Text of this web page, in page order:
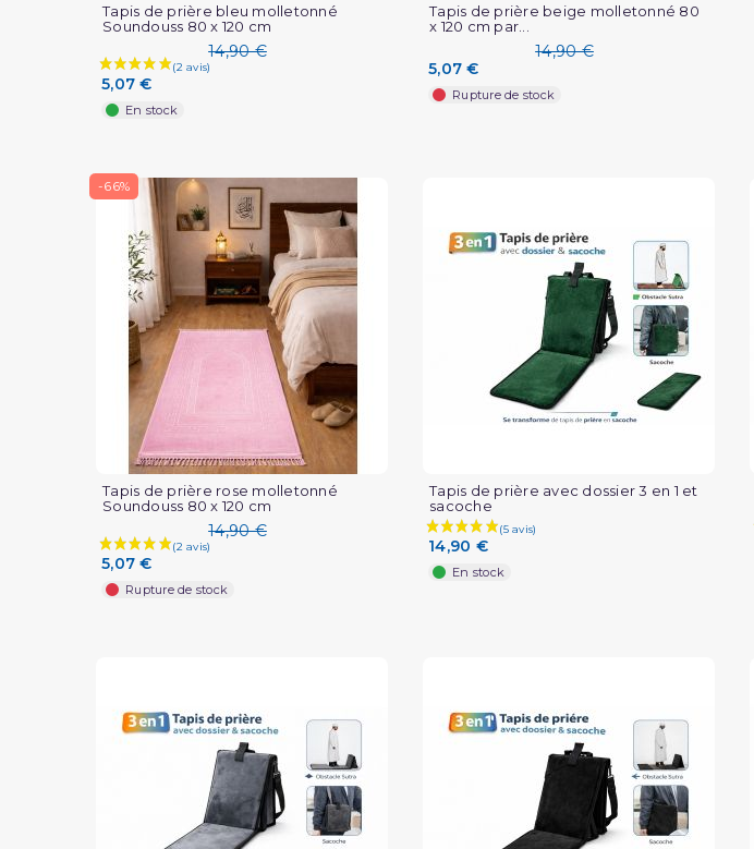
Tapis de prière bleu molletonné
Soundouss 80 x 120 cm
14,90 €
5,07 €
En stock
Tapis de prière beige molletonné 80
x 120 cm par...
14,90 €
5,07 €
Rupture de stock
-66%
Tapis de prière rose molletonné
Soundouss 80 x 120 cm
14,90 €
5,07 €
Rupture de stock
Tapis de prière avec dossier 3 en 1 et
sacoche
14,90 €
En stock